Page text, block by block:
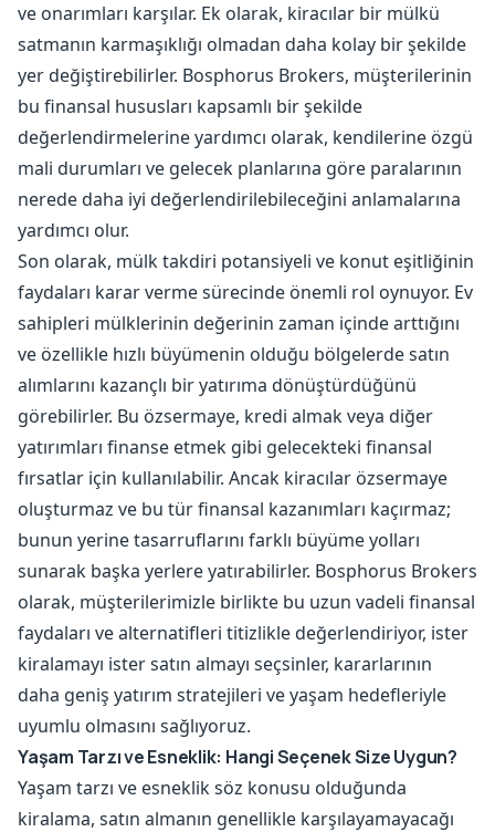
ve onarımları karşılar. Ek olarak, kiracılar bir mülkü
satmanın karmaşıklığı olmadan daha kolay bir şekilde
yer değiştirebilirler. Bosphorus Brokers, müşterilerinin
bu finansal hususları kapsamlı bir şekilde
değerlendirmelerine yardımcı olarak, kendilerine özgü
mali durumları ve gelecek planlarına göre paralarının
nerede daha iyi değerlendirilebileceğini anlamalarına
yardımcı olur.
Son olarak, mülk takdiri potansiyeli ve konut eşitliğinin
faydaları karar verme sürecinde önemli rol oynuyor. Ev
sahipleri mülklerinin değerinin zaman içinde arttığını
ve özellikle hızlı büyümenin olduğu bölgelerde satın
alımlarını kazançlı bir yatırıma dönüştürdüğünü
görebilirler. Bu özsermaye, kredi almak veya diğer
yatırımları finanse etmek gibi gelecekteki finansal
fırsatlar için kullanılabilir. Ancak kiracılar özsermaye
oluşturmaz ve bu tür finansal kazanımları kaçırmaz;
bunun yerine tasarruflarını farklı büyüme yolları
sunarak başka yerlere yatırabilirler. Bosphorus Brokers
olarak, müşterilerimizle birlikte bu uzun vadeli finansal
faydaları ve alternatifleri titizlikle değerlendiriyor, ister
kiralamayı ister satın almayı seçsinler, kararlarının
daha geniş yatırım stratejileri ve yaşam hedefleriyle
uyumlu olmasını sağlıyoruz.
Yaşam Tarzı ve Esneklik: Hangi Seçenek Size Uygun?
Yaşam tarzı ve esneklik söz konusu olduğunda
kiralama, satın almanın genellikle karşılayamayacağı